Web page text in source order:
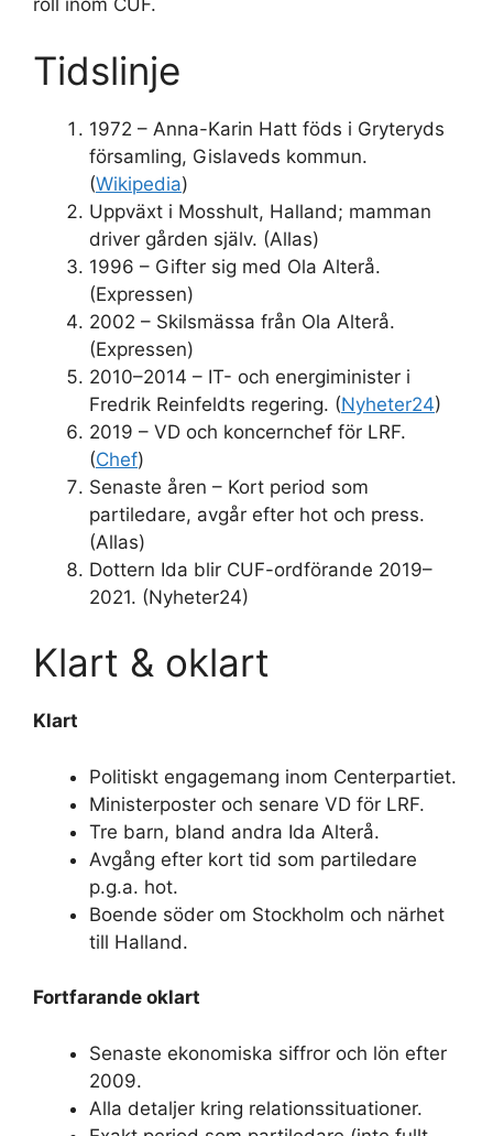
roll inom CUF.
Tidslinje
1972 – Anna-Karin Hatt föds i Gryteryds
församling, Gislaveds kommun.
(Wikipedia)
Uppväxt i Mosshult, Halland; mamman
driver gården själv. (Allas)
1996 – Gifter sig med Ola Alterå.
(Expressen)
2002 – Skilsmässa från Ola Alterå.
(Expressen)
2010–2014 – IT- och energiminister i
Fredrik Reinfeldts regering. (Nyheter24)
2019 – VD och koncernchef för LRF.
(Chef)
Senaste åren – Kort period som
partiledare, avgår efter hot och press.
(Allas)
Dottern Ida blir CUF-ordförande 2019–
2021. (Nyheter24)
Klart & oklart
Klart
Politiskt engagemang inom Centerpartiet.
Ministerposter och senare VD för LRF.
Tre barn, bland andra Ida Alterå.
Avgång efter kort tid som partiledare
p.g.a. hot.
Boende söder om Stockholm och närhet
till Halland.
Fortfarande oklart
Senaste ekonomiska siffror och lön efter
2009.
Alla detaljer kring relationssituationer.